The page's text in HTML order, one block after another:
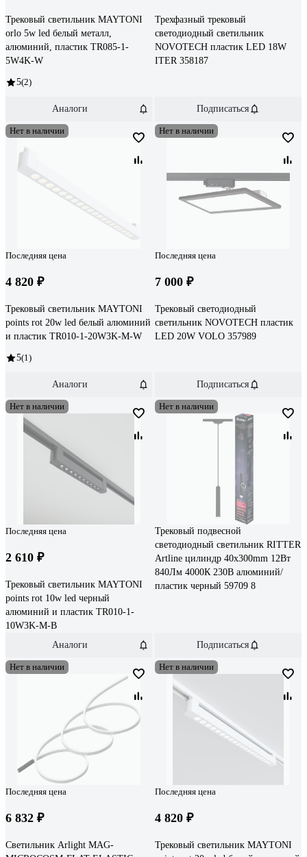
Трековый светильник MAYTONI
orlo 5w led белый металл,
алюминий, пластик TR085-1-
5W4K-W
5(2)
Аналоги
Трехфазный трековый
светодиодный светильник
NOVOTECH пластик LED 18W
ITER 358187
Подписаться
Нет в наличии
Последняя цена
4 820 ₽
Трековый светильник MAYTONI
points rot 20w led белый алюминий
и пластик TR010-1-20W3K-M-W
5(1)
Аналоги
Нет в наличии
Последняя цена
7 000 ₽
Трековый светодиодный
светильник NOVOTECH пластик
LED 20W VOLO 357989
Подписаться
Нет в наличии
Последняя цена
2 610 ₽
Трековый светильник MAYTONI
points rot 10w led черный
алюминий и пластик TR010-1-
10W3K-M-B
Аналоги
Нет в наличии
Трековый подвесной
светодиодный светильник RITTER
Artline цилиндр 40x300mm 12Вт
840Лм 4000К 230В алюминий/
пластик черный 59709 8
Подписаться
Нет в наличии
Последняя цена
6 832 ₽
Светильник Arlight MAG-
Нет в наличии
Последняя цена
4 820 ₽
Трековый светильник MAYTONI